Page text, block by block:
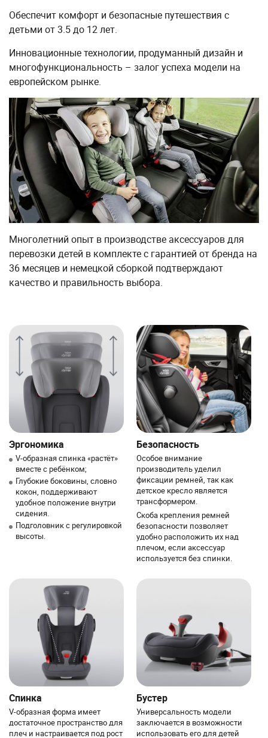
Обеспечит комфорт и безопасные путешествия с
детьми от 3.5 до 12 лет.
Инновационные технологии, продуманный дизайн и
многофункциональность – залог успеха модели на
европейском рынке.
Многолетний опыт в производстве аксессуаров для
перевозки детей в комплекте с гарантией от бренда на
36 месяцев и немецкой сборкой подтверждают
качество и правильность выбора.
Эргономика
V-образная спинка «растёт»
вместе с ребёнком;
Глубокие боковины, словно
кокон, поддерживают
удобное положение внутри
сидения.
Подголовник с регулировкой
высоты.
Безопасность
Особое внимание
производитель уделил
фиксации ремней, так как
детское кресло является
трансформером.
Скоба крепления ремней
безопасности позволяет
удобно расположить их над
плечом, если аксессуар
используется без спинки.
Спинка
V-образная форма имеет
достаточное пространство для
плеч и настраивается под рост
Бустер
Универсальность модели
заключается в возможности
использовать его для детей